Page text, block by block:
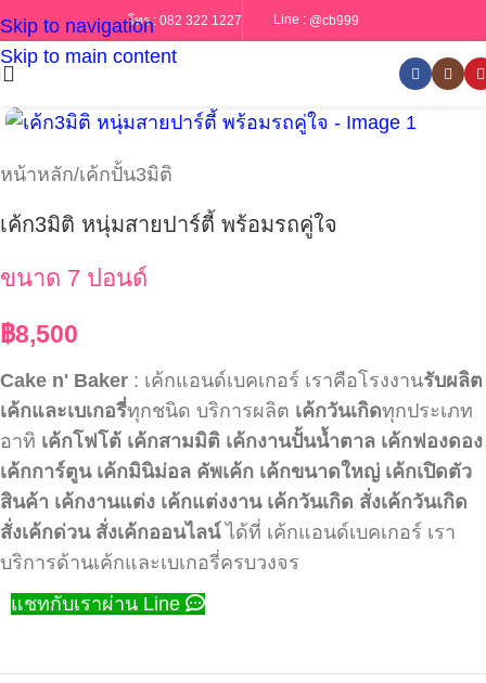
Skip to navigation
Skip to main content
โทร : 082 322 1227 Line : @cb999
หน้าหลัก/เค้กปั้น3มิติ
เค้ก3มิติ หนุ่มสายปาร์ตี้ พร้อมรถคู่ใจ
ขนาด 7 ปอนด์
฿8,500
Cake n' Baker : เค้กแอนด์เบคเกอร์ เราคือโรงงานรับผลิต
เค้กและเบเกอรี่ทุกชนิด บริการผลิต เค้กวันเกิดทุกประเภท
อาทิ เค้กโฟโต้ เค้กสามมิติ เค้กงานปั้นน้ำตาล เค้กฟองดอง
เค้กการ์ตูน เค้กมินิม่อล คัพเค้ก เค้กขนาดใหญ่ เค้กเปิดตัว
สินค้า เค้กงานแต่ง เค้กแต่งงาน เค้กวันเกิด สั่งเค้กวันเกิด
สั่งเค้กด่วน สั่งเค้กออนไลน์ได้ที่ เค้กแอนด์เบคเกอร์ เรา
บริการด้านเค้กและเบเกอรี่ครบวงจร
แชทกับเราผ่าน Line